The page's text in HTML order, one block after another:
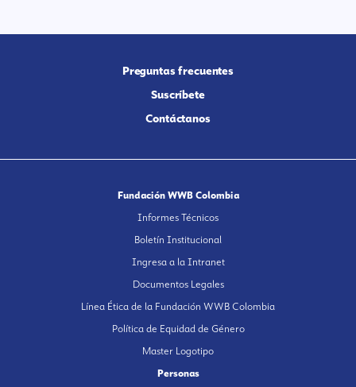
Preguntas frecuentes
Suscríbete
Contáctanos
Fundación WWB Colombia
Informes Técnicos
Boletín Institucional
Ingresa a la Intranet
Documentos Legales
Línea Ética de la Fundación WWB Colombia
Política de Equidad de Género
Master Logotipo
Personas